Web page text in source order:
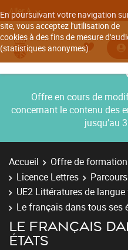
En poursuivant votre navigation
site, vous acceptez l'utilisation de
cookies à des fins de mesure
(statistiques anonymes).
Aller à
Offre en cours de
concernant le contenu des
jusqu’au
Accueil Offre de formation
Licence Lettres
UE2 Littératures de
Le français dans tous ses
LE FRANÇAIS
ÉTATS